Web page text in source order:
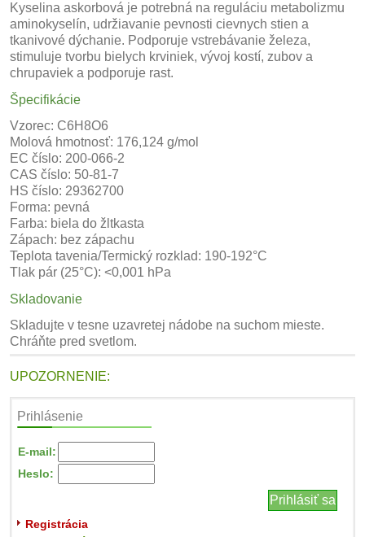
Kyselina askorbová je potrebná na reguláciu metabolizmu
aminokyselín, udržiavanie pevnosti cievnych stien a
tkanivové dýchanie. Podporuje vstrebávanie železa,
stimuluje tvorbu bielych krviniek, vývoj kostí, zubov a
chrupaviek a podporuje rast.
Špecifikácie
Vzorec: C6H8O6
Molová hmotnosť: 176,124 g/mol
EC číslo: 200-066-2
CAS číslo: 50-81-7
HS číslo: 29362700
Forma: pevná
Farba: biela do žltkasta
Zápach: bez zápachu
Teplota tavenia/Termický rozklad: 190-192°C
Tlak pár (25°C): <0,001 hPa
Skladovanie
Skladujte v tesne uzavretej nádobe na suchom mieste.
Chráňte pred svetlom.
UPOZORNENIE:
Prihlásenie
E-mail:
Heslo:
Registrácia